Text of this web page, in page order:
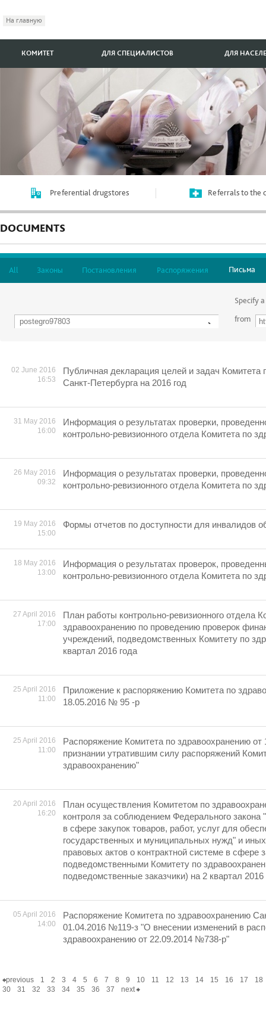
На главную
КОМИТЕТ ДЛЯ СПЕЦИАЛИСТОВ ДЛЯ
Preferential drugstores Referrals to the
DOCUMENTS
All Законы Постановления Распоряжения Письма
Specify
from
02 June 2016
16:53
Публичная декларация целей и задач Комитета
Санкт-Петербурга на 2016 год
31 May 2016
16:00
Информация о результатах проверки,
контрольно-ревизионного отдела Комитета по
26 May 2016
09:32
Информация о результатах проверки,
контрольно-ревизионного отдела Комитета по
19 May 2016
15:00
Формы отчетов по доступности для инвалидов
18 May 2016
13:00
Информация о результатах проверок,
контрольно-ревизионного отдела Комитета по
27 April 2016
17:00
План работы контрольно-ревизионного отдела
здравоохранению по проведению проверок
учреждений, подведомственных Комитету по
квартал 2016 года
25 April 2016
11:00
Приложение к распоряжению Комитета по
18.05.2016 № 95 -р
25 April 2016
11:00
Распоряжение Комитета по здравоохранению
признании утратившим силу распоряжений
здравоохранению"
20 April 2016
16:20
План осуществления Комитетом по
контроля за соблюдением Федерального закона
в сфере закупок товаров, работ, услуг для
государственных и муниципальных нужд" и
правовых актов о контрактной системе в сфере
подведомственными Комитету по
подведомственные заказчики) на 2 квартал 2016
05 April 2016
14:00
Распоряжение Комитета по здравоохранению
01.04.2016 №119-з "О внесении изменений в
здравоохранению от 22.09.2014 №738-р"
previous 1 2 3 4 5 6 7 8 9 10 11 12 13 14 15 16 17
18
30
31 32 33 34 35 36 37 next